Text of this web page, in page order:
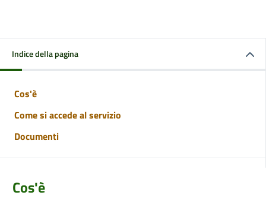
Indice della pagina
Cos'è
Come si accede al servizio
Documenti
Cos'è